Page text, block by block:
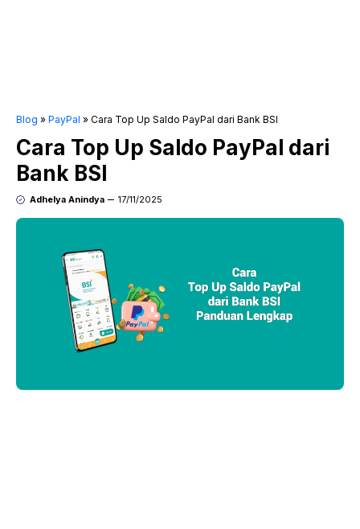
Blog » PayPal » Cara Top Up Saldo PayPal dari Bank BSI
Cara Top Up Saldo PayPal dari
Bank BSI
Adhelya Anindya 17/11/2025